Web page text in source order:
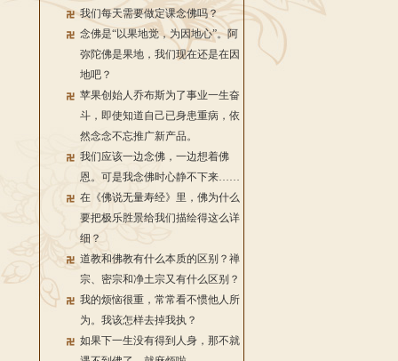
我们每天需要做定课念佛吗？
念佛是“以果地觉，为因地心”。阿
弥陀佛是果地，我们现在还是在因
地吧？
苹果创始人乔布斯为了事业一生奋
斗，即使知道自己已身患重病，依
然念念不忘推广新产品。
我们应该一边念佛，一边想着佛
恩。可是我念佛时心静不下来……
在《佛说无量寿经》里，佛为什么
要把极乐胜景给我们描绘得这么详
细？
道教和佛教有什么本质的区别？禅
宗、密宗和净土宗又有什么区别？
我的烦恼很重，常常看不惯他人所
为。我该怎样去掉我执？
如果下一生没有得到人身，那不就